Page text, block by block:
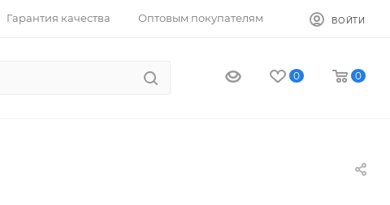
Гарантия качества Оптовым покупателям ВОЙТИ
0 0